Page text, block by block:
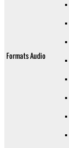
Formats Audio